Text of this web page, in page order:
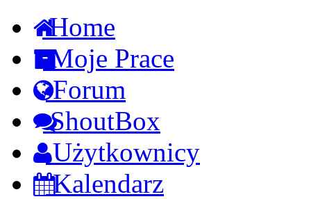
Home
Moje Prace
Forum
ShoutBox
Użytkownicy
Kalendarz